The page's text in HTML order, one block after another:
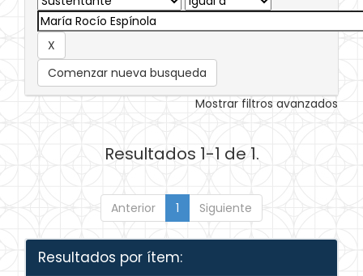
Comenzar nueva busqueda
Mostrar filtros avanzados
Resultados 1-1 de 1.
Anterior 1 Siguiente
Resultados por ítem: